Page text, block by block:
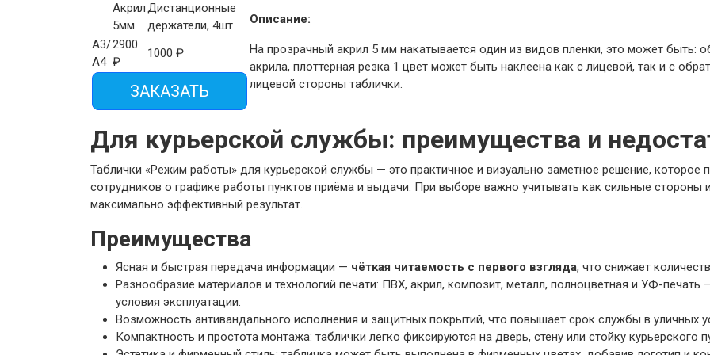
Акрил
5мм
Дистанционные
держатели, 4шт
А3/
А4
2900
₽
1000 ₽
ЗАКАЗАТЬ
Описание:
На прозрачный акрил 5 мм накатывается один из видов пленки, это может быть:
акрила, плоттерная резка 1 цвет может быть наклеена как с лицевой, так и с
лицевой стороны таблички.
Для курьерской службы: преимущества и
Таблички «Режим работы» для курьерской службы — это практичное и визуально заметное решение, которое
сотрудников о графике работы пунктов приёма и выдачи. При выборе важно учитывать как сильные стороны
максимально эффективный результат.
Преимущества
Ясная и быстрая передача информации — чёткая читаемость с первого взгляда, что снижает
Разнообразие материалов и технологий печати: ПВХ, акрил, композит, металл, полноцветная и УФ-печать
условия эксплуатации.
Возможность антивандального исполнения и защитных покрытий, что повышает срок службы в уличных
Компактность и простота монтажа: таблички легко фиксируются на дверь, стену или стойку курьерского